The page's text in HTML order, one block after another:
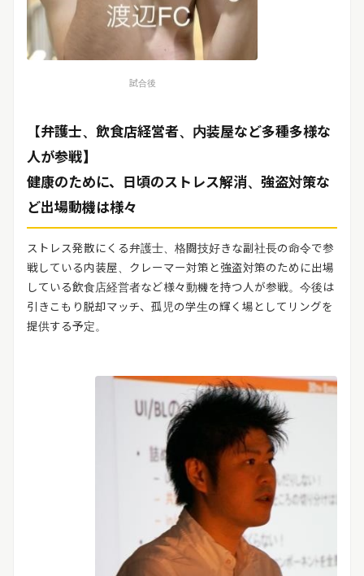
試合後
【弁護士、飲食店経営者、内装屋など多種多様な
人が参戦】
健康のために、日頃のストレス解消、強盗対策な
ど出場動機は様々
ストレス発散にくる弁護士、格闘技好きな副社長の命令で参
戦している内装屋、クレーマー対策と強盗対策のために出場
している飲食店経営者など様々動機を持つ人が参戦。今後は
引きこもり脱却マッチ、孤児の学生の輝く場としてリングを
提供する予定。